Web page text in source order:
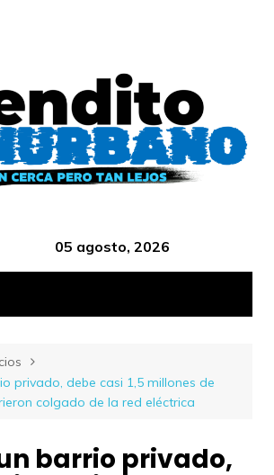
05 agosto, 2026
privado, debe casi 1,5 millones de
colgado de la red eléctrica
barrio privado,